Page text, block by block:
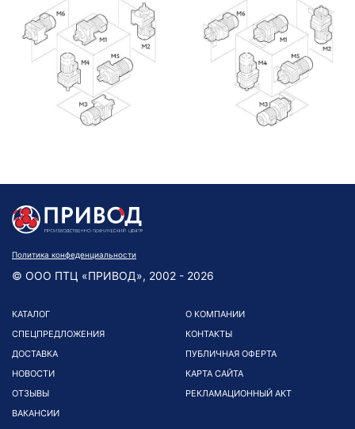
Политика конфеденциальности
© ООО ПТЦ «ПРИВОД», 2002 - 2026
КАТАЛОГ
СПЕЦПРЕДЛОЖЕНИЯ
ДОСТАВКА
НОВОСТИ
ОТЗЫВЫ
ВАКАНСИИ
О КОМПАНИИ
КОНТАКТЫ
ПУБЛИЧНАЯ ОФЕРТА
КАРТА САЙТА
РЕКЛАМАЦИОННЫЙ АКТ